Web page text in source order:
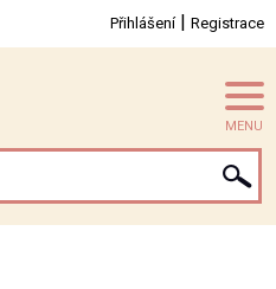
Přihlášení| Registrace
MENU